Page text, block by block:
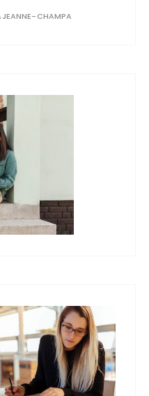
CHAMPA